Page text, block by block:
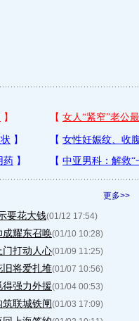
更多>>
要花大钱(01/12 17:54)
成耀东召唤(01/10 10:28)
门打动人心(01/09 11:25)
旧将爱扎堆(01/07 10:56)
强力外援(01/04 00:53)
联城铁闸(01/03 17:09)